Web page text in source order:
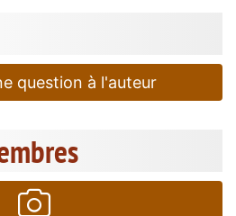
question à l'auteur